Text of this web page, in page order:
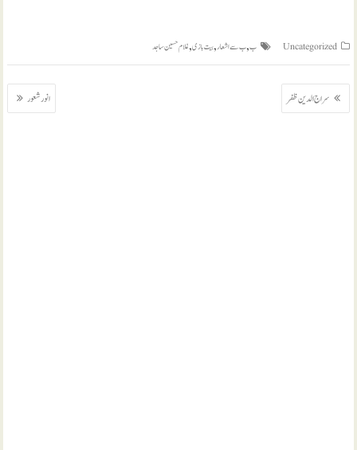
Uncategorized ب,ب سے اشعار,بیت بازی,غلام حسین ساجد
پوسٹوں
کی
سراج الدین ظفر انور شعور